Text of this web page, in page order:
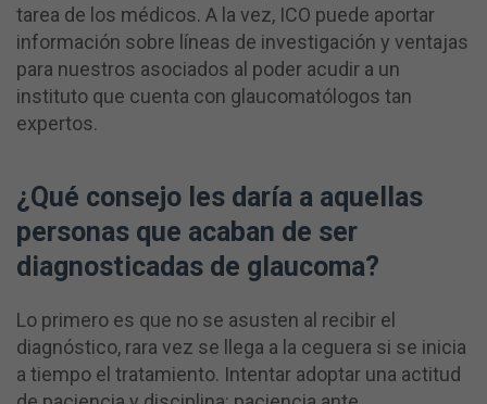
tarea de los médicos. A la vez, ICO puede aportar
información sobre líneas de investigación y ventajas
para nuestros asociados al poder acudir a un
instituto que cuenta con glaucomatólogos tan
expertos.
¿Qué consejo les daría a aquellas
personas que acaban de ser
diagnosticadas de glaucoma?
Lo primero es que no se asusten al recibir el
diagnóstico, rara vez se llega a la ceguera si se inicia
a tiempo el tratamiento. Intentar adoptar una actitud